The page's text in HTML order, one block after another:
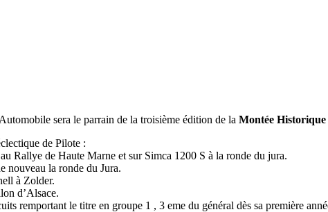
sera le parrain de la troisième édition de la Montée
de Pilote :
Rallye de Haute Marne et sur Simca 1200 S à la ronde du jura.
nouveau la ronde du Jura.
à Zolder.
d’Alsace.
remportant le titre en groupe 1 , 3 eme du général dès sa première